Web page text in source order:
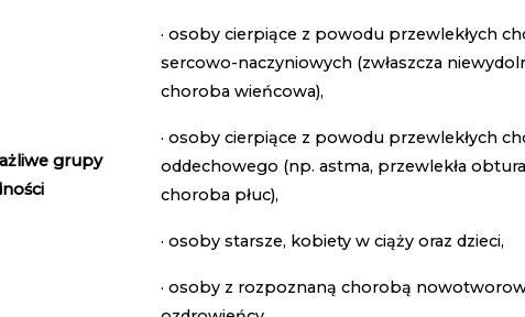
grupy
· osoby cierpiące z powodu przewlekłych
sercowo-naczyniowych (zwłaszcza
choroba wieńcowa),
· osoby cierpiące z powodu przewlekłych
oddechowego (np. astma, przewlekła
choroba płuc),
· osoby starsze, kobiety w ciąży oraz dzieci,
· osoby z rozpoznaną chorobą